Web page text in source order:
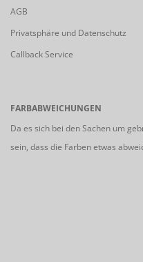
AGB
Privatsphäre und Datenschutz
Callback Service
FARBABWEICHUNGEN
Da es sich bei den Sachen um
sein, dass die Farben etwas